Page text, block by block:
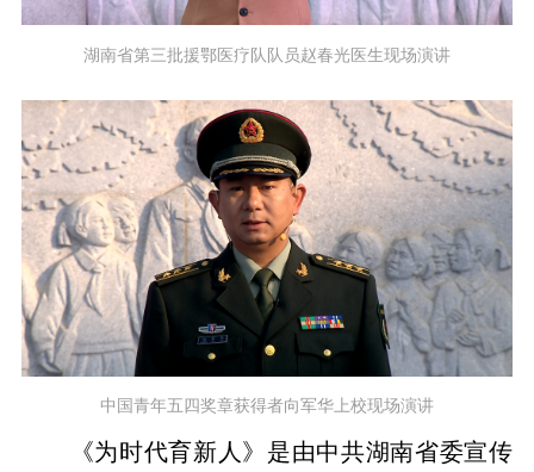
湖南省第三批援鄂医疗队队员赵春光医生现场演讲
中国青年五四奖章获得者向军华上校现场演讲
《为时代育新人》是由中共湖南省委宣传